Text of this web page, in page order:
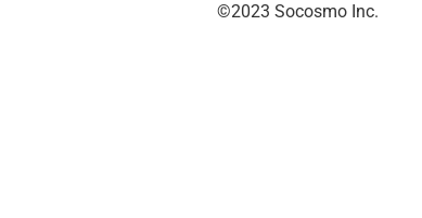
©2023︎ Socosmo Inc.